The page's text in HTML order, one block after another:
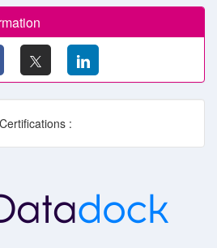
Certifications :